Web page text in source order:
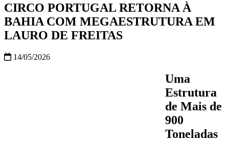
CIRCO PORTUGAL RETORNA À
BAHIA COM MEGAESTRUTURA EM
LAURO DE FREITAS
14/05/2026
Uma
Estrutura
de Mais de
900
Toneladas